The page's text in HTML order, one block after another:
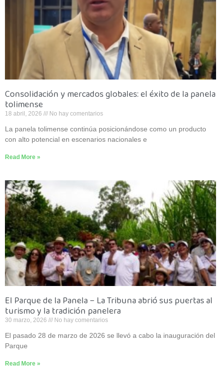
Consolidación y mercados globales: el éxito de la panela
tolimense
18 abril, 2026 No hay comentarios
La panela tolimense continúa posicionándose como un producto
con alto potencial en escenarios nacionales e
Read More »
El Parque de la Panela – La Tribuna abrió sus puertas al
turismo y la tradición panelera
30 marzo, 2026 No hay comentarios
El pasado 28 de marzo de 2026 se llevó a cabo la inauguración del
Parque
Read More »